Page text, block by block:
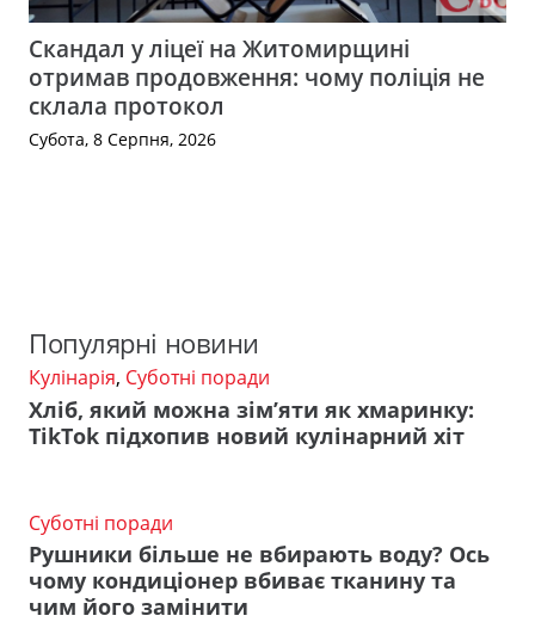
Скандал у ліцеї на Житомирщині
отримав продовження: чому поліція не
склала протокол
Субота, 8 Серпня, 2026
Популярні новини
Кулінарія, Суботні поради
Хліб, який можна зім’яти як хмаринку:
TikTok підхопив новий кулінарний хіт
Суботні поради
Рушники більше не вбирають воду? Ось
чому кондиціонер вбиває тканину та
чим його замінити